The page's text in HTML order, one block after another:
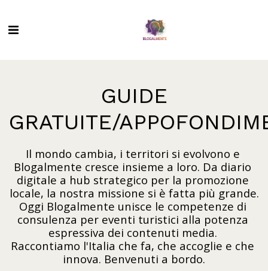
GUIDE
GRATUITE/
Il mondo cambia, i territori si evolvono e
Blogalmente cresce insieme a loro. Da diario
digitale a hub strategico per la promozione
locale, la nostra missione si è fatta più grande.
Oggi Blogalmente unisce le competenze di
consulenza per eventi turistici alla potenza
espressiva dei contenuti media.
Raccontiamo l'Italia che fa, che accoglie e che
innova. Benvenuti a bordo.